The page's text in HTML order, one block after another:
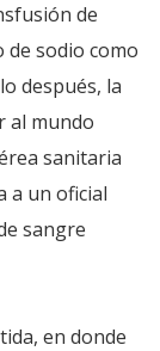
de
sodio como
después, la
al mundo
sanitaria
a un oficial
sangre
en donde